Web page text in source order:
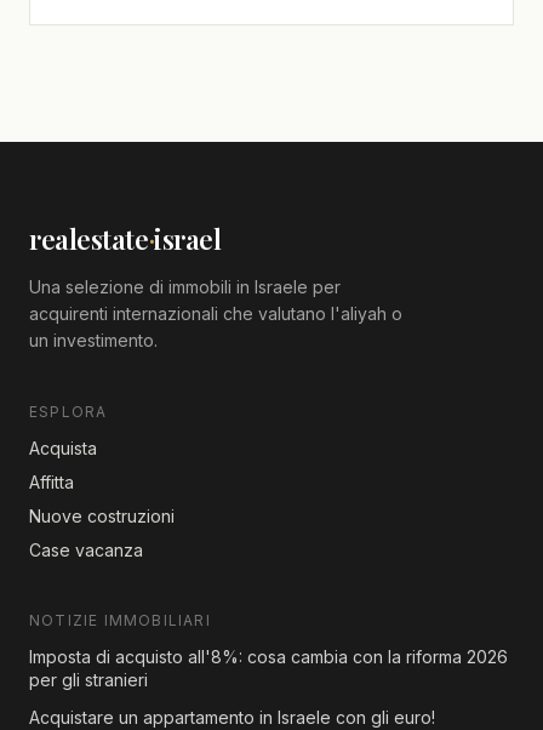
realestate·israel
Una selezione di immobili in Israele per
acquirenti internazionali che valutano l'aliyah o
un investimento.
ESPLORA
Acquista
Affitta
Nuove costruzioni
Case vacanza
NOTIZIE IMMOBILIARI
Imposta di acquisto all'8%: cosa cambia con la riforma 2026
per gli stranieri
Acquistare un appartamento in Israele con gli euro!